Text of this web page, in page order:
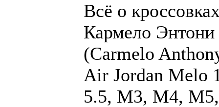
Всё о
Кармело Энтони
(Carmelo
Air Jordan Melo
5.5, M3, M4, M5,